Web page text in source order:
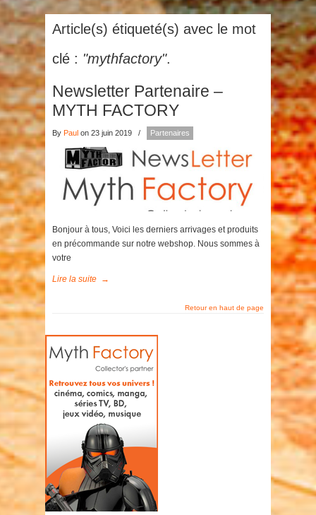
Article(s) étiqueté(s) avec le mot
clé : "mythfactory".
Newsletter Partenaire –
MYTH FACTORY
By Paul on 23 juin 2019 / Partenaires
Bonjour à tous, Voici les derniers arrivages et produits
en précommande sur notre webshop. Nous sommes à
votre
Lire la suite →
Retour en haut de page